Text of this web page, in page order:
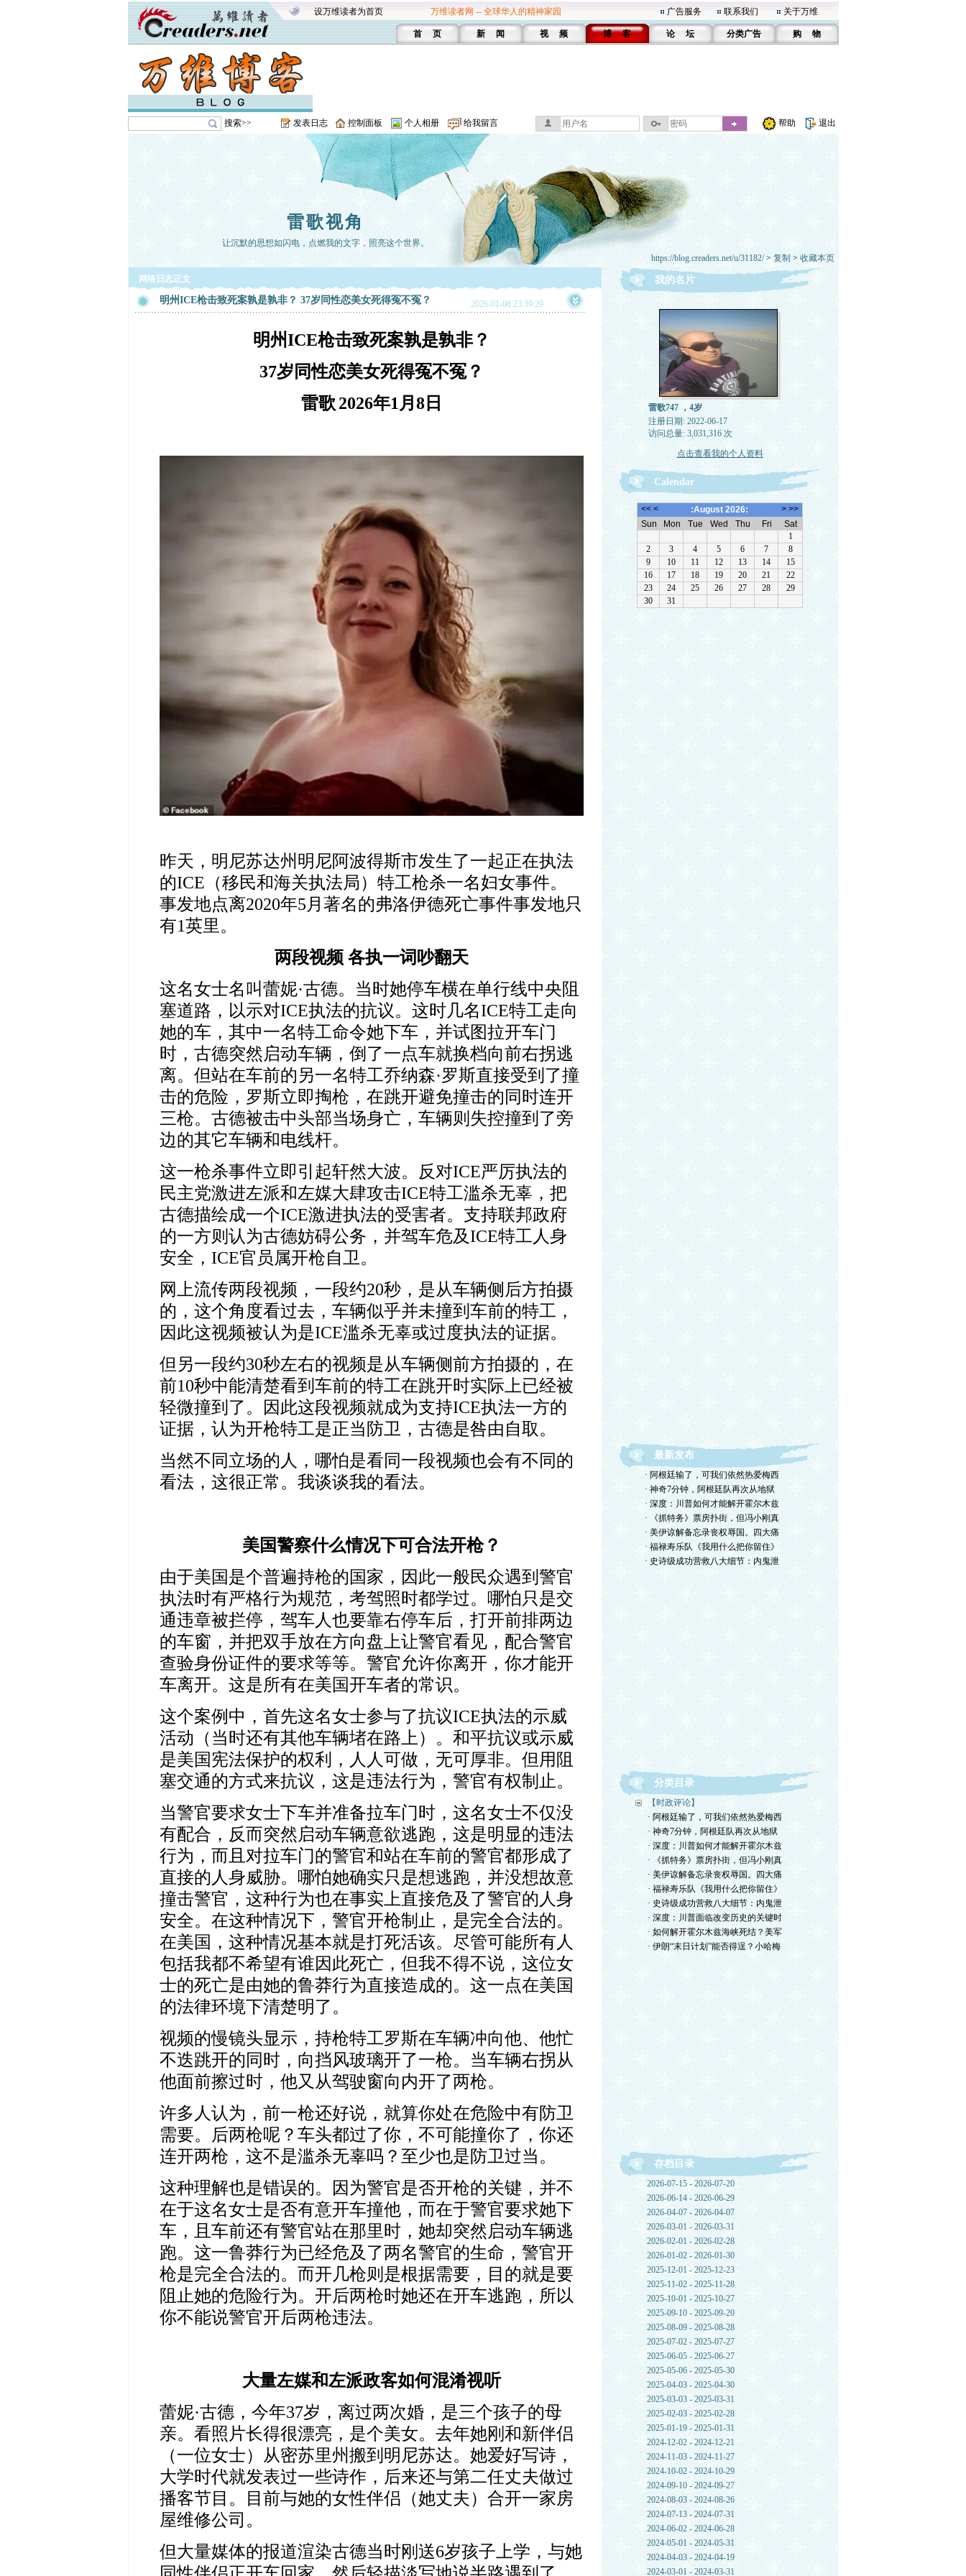
设万维读者为首页 万维读者网 -- 全球华人的精神家园 广告服务 联系我们 关于万维
首 页 新 闻 视 频 博 客 论 坛 分类广告 购 物
搜索>> 发表日志 控制面板 个人相册 给我留言 帮助 退出
雷歌视角
让沉默的思想如闪电，点燃我的文字，照亮这个世界。
https://blog.creaders.net/u/31182/> 复制 > 收藏本页
网络日志正文
明州ICE枪击致死案孰是孰非？ 37岁同性恋美女死得冤不冤？ 2026-01-08 23:39:29
明州ICE枪击致死案孰是孰非？
37岁同性恋美女死得冤不冤？
雷歌 2026年1 月 8日
昨天，明尼苏达州明尼阿波得斯市发生了一起正在执法
的ICE （移民和海关执法局）特工枪杀一名妇女事件。
事发地点离2020年5 月著名的弗洛伊德死亡事件事发地只
有1英里。
两段视频 各执一词吵翻天
这名女士名叫蕾妮·古德。当时她停车横在单行线中央阻
塞道路，以示对ICE执法的抗议。这时几名ICE特工走向
她的车，其中一名特工命令她下车，并试图拉开车门
时，古德突然启动车辆，倒了一点车就换档向前右拐逃
离。但站在车前的另一名特工乔纳森·罗斯直接受到了撞
击的危险，罗斯立即掏枪，在跳开避免撞击的同时连开
三枪。古德被击中头部当场身亡，车辆则失控撞到了旁
边的其它车辆和电线杆。
这一枪杀事件立即引起轩然大波。反对ICE严厉执法的
民主党激进左派和左媒大肆攻击ICE特工滥杀无辜，把
古德描绘成一个ICE激进执法的受害者。支持联邦政府
的一方则认为古德妨碍公务，并驾车危及ICE特工人身
安全， ICE官员属开枪自卫。
网上流传两段视频，一段约20秒，是从车辆侧后方拍摄
的，这个角度看过去，车辆似乎并未撞到车前的特工，
因此这视频被认为是ICE滥杀无辜或过度执法的证据。
但另一段约30秒左右的视频是从车辆侧前方拍摄的，在
前10秒中能清楚看到车前的特工在跳开时实际上已经被
轻微撞到了。因此这段视频就成为支持ICE执法一方的
证据，认为开枪特工是正当防卫，古德是咎由自取。
当然不同立场的人，哪怕是看同一段视频也会有不同的
看法，这很正常。我谈谈我的看法。
美国警察什么情况下可合法开枪？
由于美国是个普遍持枪的国家，因此一般民众遇到警官
执法时有严格行为规范，考驾照时都学过。哪怕只是交
通违章被拦停，驾车人也要靠右停车后，打开前排两边
的车窗，并把双手放在方向盘上让警官看见，配合警官
查验身份证件的要求等等。警官允许你离开，你才能开
车离开。这是所有在美国开车者的常识。
这个案例中，首先这名女士参与了抗议ICE执法的示威
活动（当时还有其他车辆堵在路上）。和平抗议或示威
是美国宪法保护的权利，人人可做，无可厚非。但用阻
塞交通的方式来抗议，这是违法行为，警官有权制止。
当警官要求女士下车并准备拉车门时，这名女士不仅没
有配合，反而突然启动车辆意欲逃跑，这是明显的违法
行为，而且对拉车门的警官和站在车前的警官都形成了
直接的人身威胁。哪怕她确实只是想逃跑，并没想故意
撞击警官，这种行为也在事实上直接危及了警官的人身
安全。在这种情况下，警官开枪制止，是完全合法的。
在美国，这种情况基本就是打死活该。尽管可能所有人
包括我都不希望有谁因此死亡，但我不得不说，这位女
士的死亡是由她的鲁莽行为直接造成的。这一点在美国
的法律环境下清楚明了。
视频的慢镜头显示，持枪特工罗斯在车辆冲向他、他忙
不迭跳开的同时，向挡风玻璃开了一枪。当车辆右拐从
他面前擦过时，他又从驾驶窗向内开了两枪。
许多人认为，前一枪还好说，就算你处在危险中有防卫
需要。后两枪呢？车头都过了你，不可能撞你了，你还
连开两枪，这不是滥杀无辜吗？至少也是防卫过当。
这种理解也是错误的。因为警官是否开枪的关键，并不
在于这名女士是否有意开车撞他，而在于警官要求她下
车，且车前还有警官站在那里时，她却突然启动车辆逃
跑。这一鲁莽行为已经危及了两名警官的生命，警官开
枪是完全合法的。而开几枪则是根据需要，目的就是要
阻止她的危险行为。开后两枪时她还在开车逃跑，所以
你不能说警官开后两枪违法。
大量左媒和左派政客如何混淆视听
蕾妮·古德，今年37岁，离过两次婚，是三个孩子的母
亲。看照片长得很漂亮，是个美女。去年她刚和新伴侣
（一位女士）从密苏里州搬到明尼苏达。她爱好写诗，
大学时代就发表过一些诗作，后来还与第二任丈夫做过
播客节目。目前与她的女性伴侣（她丈夫）合开一家房
屋维修公司。
但大量媒体的报道渲染古德当时刚送6岁孩子上学，与她
我的名片
雷歌747 ，4岁
注册日期: 2022-06-17
访问总量: 3,031,316 次
点击查看我的个人资料
Calendar
最新发布
· 阿根廷输了，可我们依然热爱梅西
· 神奇7分钟，阿根廷队再次从地狱
· 深度：川普如何才能解开霍尔木兹
· 《抓特务》票房扑街，但冯小刚真
· 美伊谅解备忘录丧权辱国。四大痛
· 福禄寿乐队《我用什么把你留住》
· 史诗级成功营救八大细节：内鬼泄
分类目录
【时政评论】
· 阿根廷输了，可我们依然热爱梅西
· 神奇7分钟，阿根廷队再次从地狱
· 深度：川普如何才能解开霍尔木兹
· 《抓特务》票房扑街，但冯小刚真
· 美伊谅解备忘录丧权辱国。四大痛
· 福禄寿乐队《我用什么把你留住》
· 史诗级成功营救八大细节：内鬼泄
· 深度：川普面临改变历史的关键时
· 如何解开霍尔木兹海峡死结？美军
· 伊朗“末日计划”能否得逞？小哈梅
存档目录
2026-07-15 - 2026-07-20
2026-06-14 - 2026-06-29
2026-04-07 - 2026-04-07
2026-03-01 - 2026-03-31
2026-02-01 - 2026-02-28
2026-01-02 - 2026-01-30
2025-12-01 - 2025-12-23
2025-11-02 - 2025-11-28
2025-10-01 - 2025-10-27
2025-09-10 - 2025-09-20
2025-08-09 - 2025-08-28
2025-07-02 - 2025-07-27
2025-06-05 - 2025-06-27
2025-05-06 - 2025-05-30
2025-04-03 - 2025-04-30
2025-03-03 - 2025-03-31
2025-02-03 - 2025-02-28
2025-01-19 - 2025-01-31
2024-12-02 - 2024-12-21
2024-11-03 - 2024-11-27
2024-10-02 - 2024-10-29
2024-09-10 - 2024-09-27
2024-08-03 - 2024-08-26
2024-07-13 - 2024-07-31
2024-06-02 - 2024-06-28
2024-05-01 - 2024-05-31
2024-04-03 - 2024-04-19
2024-03-01 - 2024-03-31